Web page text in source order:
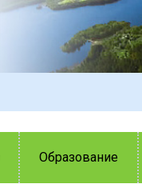
Образование